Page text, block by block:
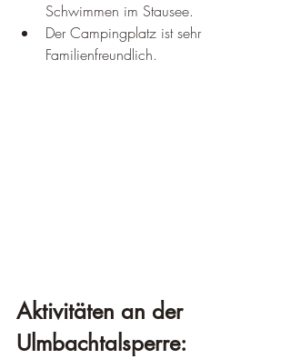
Schwimmen im Stausee.
Der Campingplatz ist sehr
Familienfreundlich.
Aktivitäten an der
Ulmbachtalsperre: